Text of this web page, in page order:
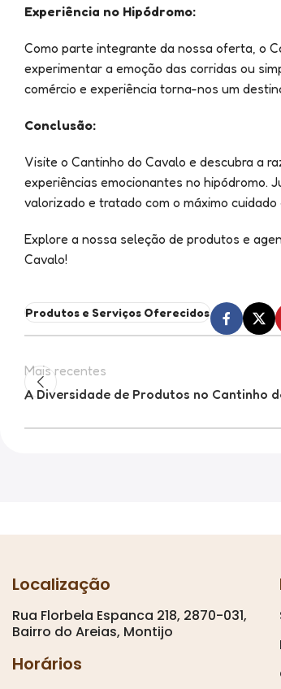
Experiência no Hipódromo:
Como parte integrante da nossa oferta, o
experimentar a emoção das corridas ou
comércio e experiência torna-nos um
Conclusão:
Visite o Cantinho do Cavalo e descubra a
experiências emocionantes no hipódromo.
valorizado e tratado com o máximo cuidado
Explore a nossa seleção de produtos e
Cavalo!
Produtos e Serviços Oferecidos
Mais recentes
A Diversidade de Produtos no Cantinho
Localização
Rua Florbela Espanca 218, 2870-031,
Bairro do Areias, Montijo
Horários